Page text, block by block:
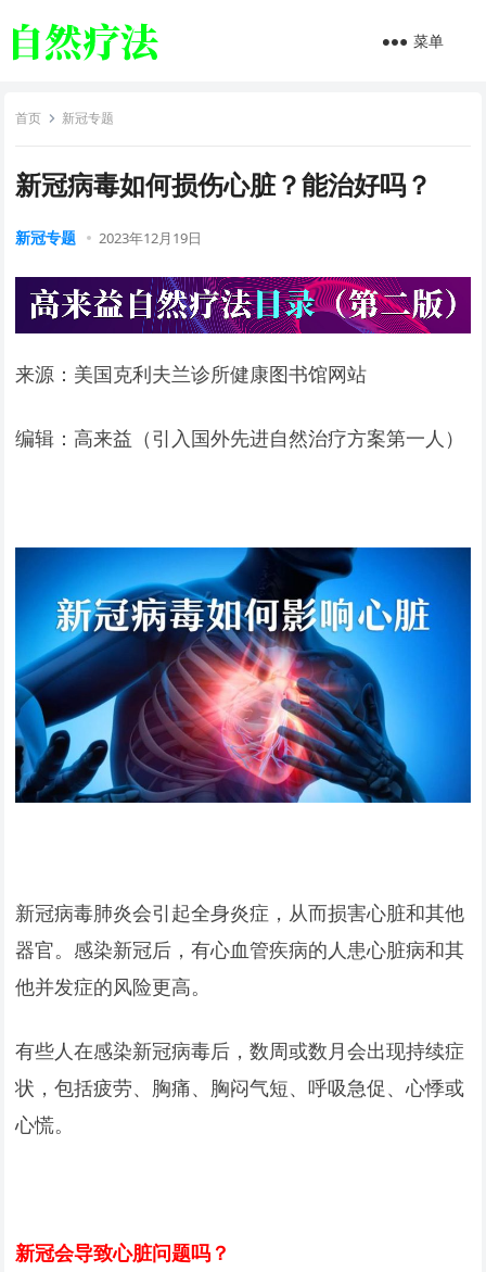
菜单
首页 新冠专题
新冠病毒如何损伤心脏？能治好吗？
新冠专题 2023年12月19日
来源：美国克利夫兰诊所健康图书馆网站
编辑：高来益（引入国外先进自然治疗方案第一人）
新冠病毒肺炎会引起全身炎症，从而损害心脏和其他
器官。感染新冠后，有心血管疾病的人患心脏病和其
他并发症的风险更高。
有些人在感染新冠病毒后，数周或数月会出现持续症
状，包括疲劳、胸痛、胸闷气短、呼吸急促、心悸或
心慌。
新冠会导致心脏问题吗？